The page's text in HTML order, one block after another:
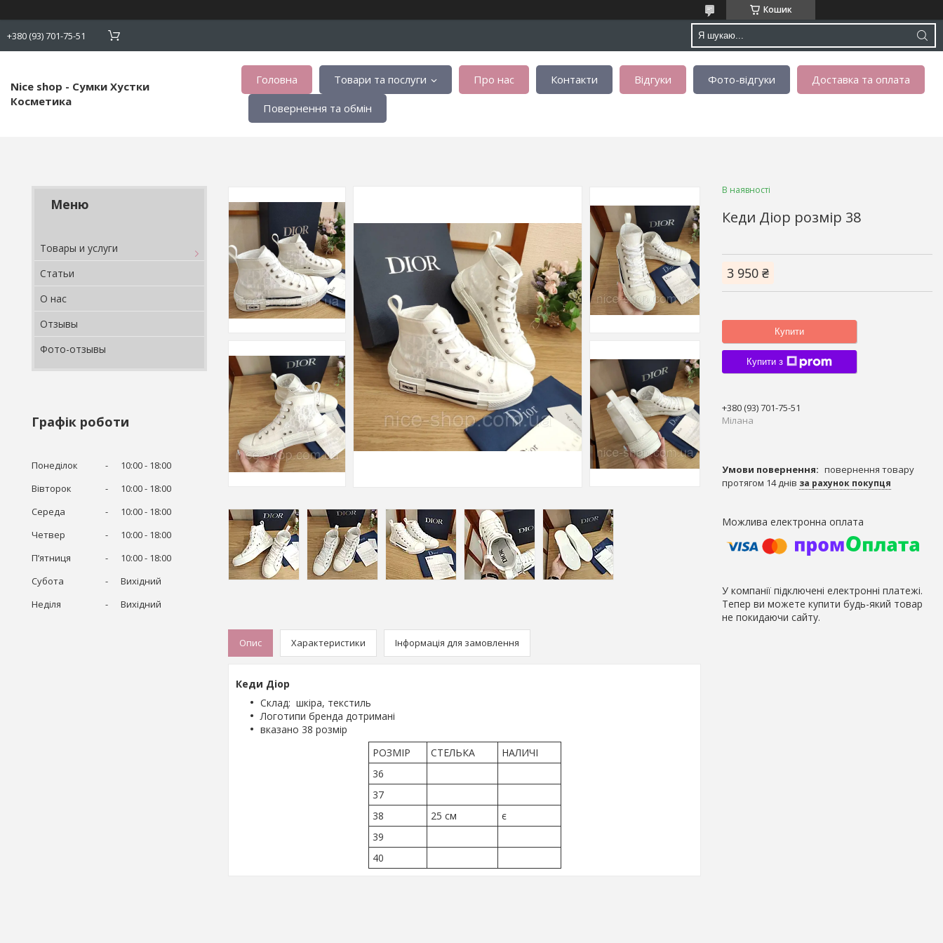
Кошик
+380 (93) 701-75-51
Nice shop - Сумки Хустки
Косметика
Головна Товари та послуги Про нас Контакти Відгуки Фото-відгуки Доставка та оплата
Повернення та обмін
Товары и услуги
Статьи
О нас
Отзывы
Фото-отзывы
Графік роботи
Понеділок 10:00
18:00
Вівторок
10:00
18:00
Середа
10:00
18:00
Четвер
10:00
18:00
Пʼятниця
10:00
18:00
Субота
Вихідний
Неділя
Вихідний
Опис Характеристики Інформація для замовлення
Кеди Діор
Склад: шкіра, текстиль
Логотипи бренда дотримані
вказано 38 розмір
РОЗМІР
СТЕЛЬКА
НАЛИЧІ
36
37
38
25 см
є
39
40
В наявності
Кеди Діор розмір 38
3 950 ₴
Купити
Купити з
+380 (93) 701-75-51
Мілана
повернення товару
протягом 14 днів за рахунок покупця
У компанії підключені електронні платежі.
Тепер ви можете купити будь-який товар
не покидаючи сайту.